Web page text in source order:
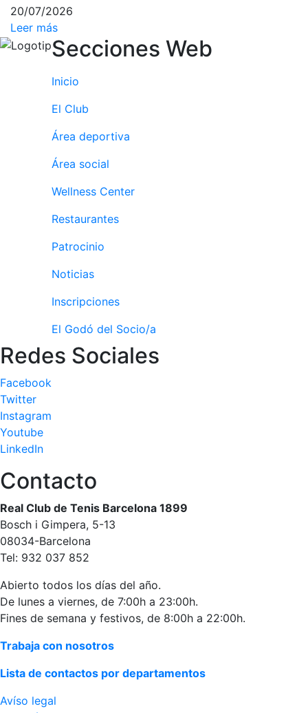
Wellness Center
Servicio de
Entrenamientos
dirigidas
Piscina
Restaurante
El Snack
Casa Arilla
Bar Piscina
Patrocinadores
Publicidad en
la Revista
Ventajas
¿Quieres ser
Patrocinador
del Club?
Noticias
El Godó
del
20/07/2026
Leer más
Secciones Web
Inicio
El Club
Área deportiva
Área social
Wellness Center
Restaurantes
Patrocinio
Noticias
Inscripciones
El Godó del Socio/a
Redes Sociales
Facebook
Twitter
Instagram
Youtube
LinkedIn
Contacto
Real Club de Tenis Barcelona 1899
Bosch i Gimpera, 5-13
08034-Barcelona
Tel: 932 037 852
Abierto todos los días del año.
De lunes a viernes, de 7:00h a 23:00h.
Fines de semana y festivos, de 8:00h a 22:00h.
Trabaja con nosotros
Lista de contactos por departamentos
Avíso legal